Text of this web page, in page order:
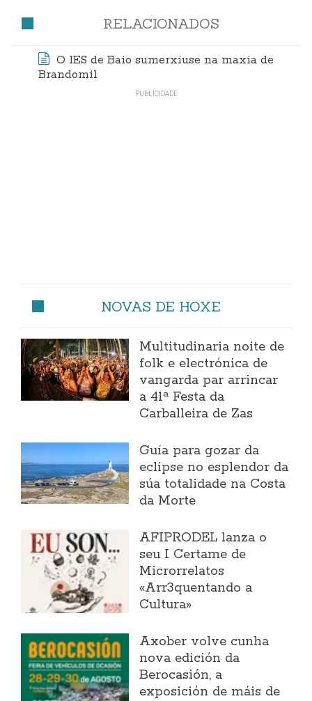
RELACIONADOS
O IES de Baio sumerxiuse na maxia de
Brandomil
NOVAS DE HOXE
Multitudinaria noite de
folk e electrónica de
vangarda par arrincar
a 41ª Festa da
Carballeira de Zas
Guía para gozar da
eclipse no esplendor da
súa totalidade na Costa
da Morte
AFIPRODEL lanza o
seu I Certame de
Microrrelatos
«Arr3quentando a
Cultura»
Axober volve cunha
nova edición da
Berocasión, a
exposición de máis de